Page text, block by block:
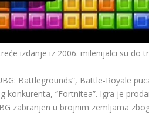
izdanje iz 2006. milenijalci su do
Battlegrounds”, Battle-Royale
“Fortnitea”. Igra je
zabranjen u brojnim zemljama